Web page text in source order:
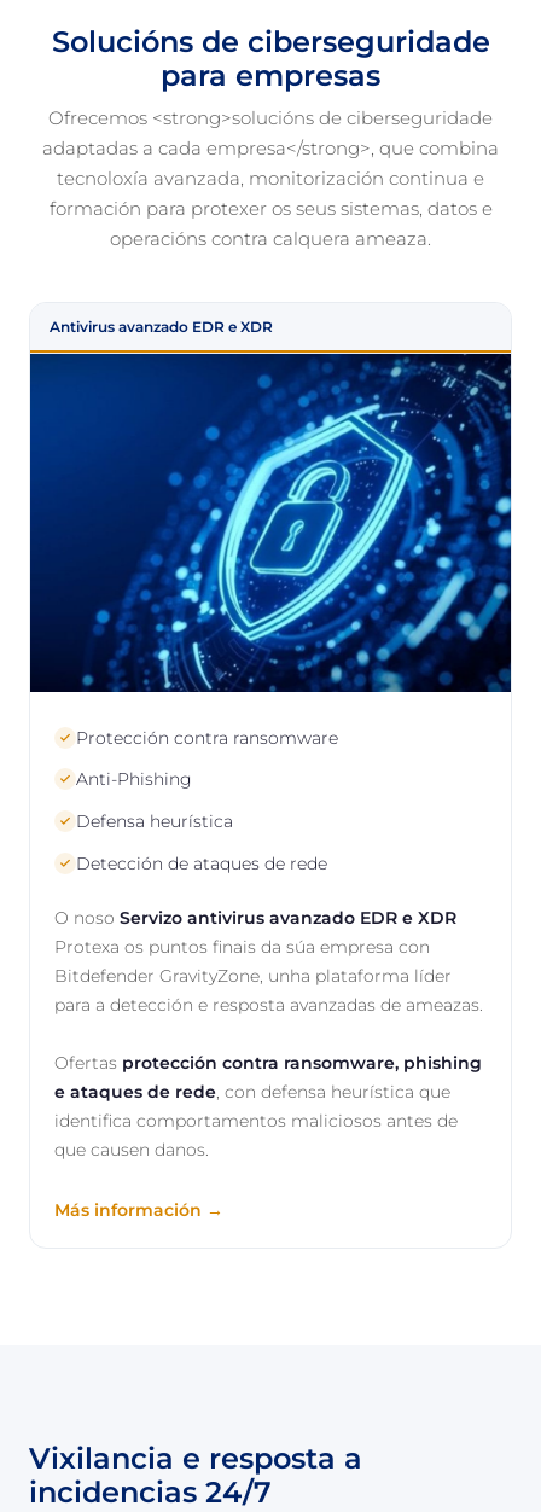
Solucións de ciberseguridade
para empresas
Ofrecemos <strong>solucións de ciberseguridade
adaptadas a cada empresa</strong>, que combina
tecnoloxía avanzada, monitorización continua e
formación para protexer os seus sistemas, datos e
operacións contra calquera ameaza.
Antivirus avanzado EDR e XDR
Protección contra ransomware
Anti-Phishing
Defensa heurística
Detección de ataques de rede
O noso Servizo antivirus avanzado EDR e XDR
Protexa os puntos finais da súa empresa con
Bitdefender GravityZone, unha plataforma líder
para a detección e resposta avanzadas de ameazas.
Ofertas protección contra ransomware, phishing
e ataques de rede, con defensa heurística que
identifica comportamentos maliciosos antes de
que causen danos.
Más información →
Vixilancia e resposta a
incidencias 24/7